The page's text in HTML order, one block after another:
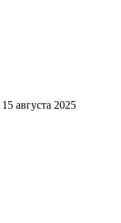
15 августа 2025